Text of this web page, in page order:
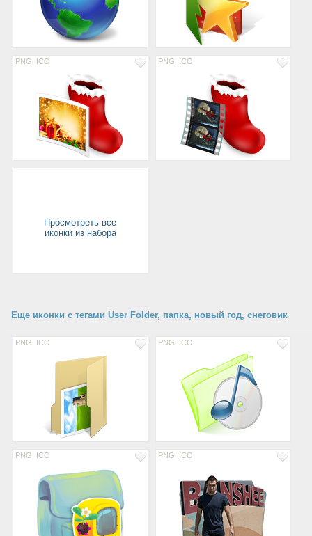
PNG ICO PNG ICO
Просмотреть все
иконки из набора
Еще иконки с тегами User Folder, папка, новый год, снеговик
PNG ICO PNG ICO
PNG ICO PNG ICO